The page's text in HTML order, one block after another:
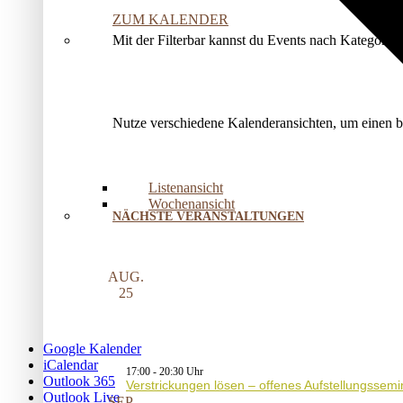
ZUM KALENDER
Mit der Filterbar kannst du Events nach
Nutze verschiedene Kalenderansichten, um einen
Listenansicht
Wochenansicht
NÄCHSTE VERANSTALTUNGEN
AUG.
25
17:00 - 20:30
Verstrickungen lösen – offenes
Google Kalender
iCalendar
Outlook 365
Outlook Live